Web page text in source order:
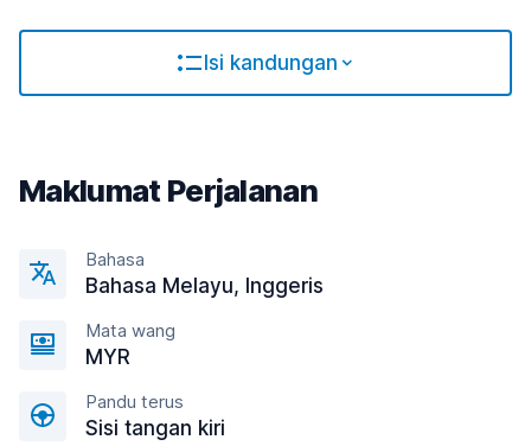
Isi kandungan
Maklumat Perjalanan
Bahasa
Bahasa Melayu, Inggeris
Mata wang
MYR
Pandu terus
Sisi tangan kiri